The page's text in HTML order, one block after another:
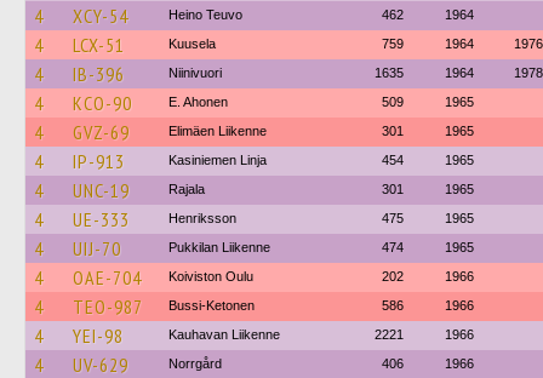
4 XCY-54 Heino Teuvo 462 1964
4 LCX-51 Kuusela 759 1964 1976
4 IB-396 Niinivuori 1635 1964 1978
4 KCO-90 E. Ahonen 509 1965
4 GVZ-69 Elimäen Liikenne 301 1965
4 IP-913 Kasiniemen Linja 454 1965
4 UNC-19 Rajala 301 1965
4 UE-333 Henriksson 475 1965
4 UIJ-70 Pukkilan Liikenne 474 1965
4 OAE-704 Koiviston Oulu 202 1966
4 TEO-987 Bussi-Ketonen 586 1966
4 YEI-98 Kauhavan Liikenne 2221 1966
4 UV-629 Norrgård 406 1966